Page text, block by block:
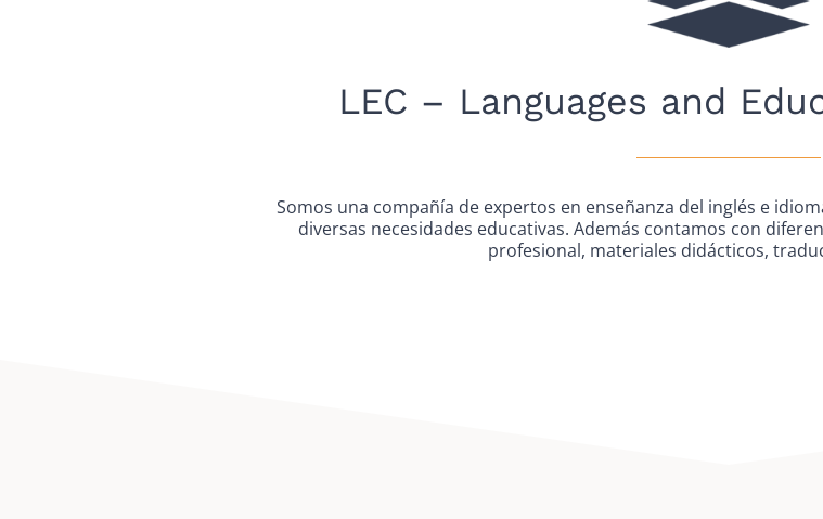
LEC – Languages and
Somos una compañía de expertos en enseñanza del inglés e
diversas necesidades educativas. Además contamos con
profesional, materiales didácticos,